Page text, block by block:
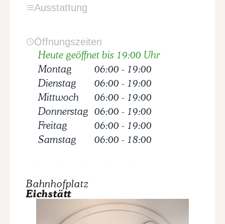
Ausstattung
Öffnungszeiten
Heute geöffnet bis 19:00 Uhr
Montag
06:00 - 19:00
Dienstag
06:00 - 19:00
Mittwoch
06:00 - 19:00
Donnerstag 06:00 - 19:00
Freitag
06:00 - 19:00
Samstag
06:00 - 18:00
Bahnhofplatz
Eichstätt